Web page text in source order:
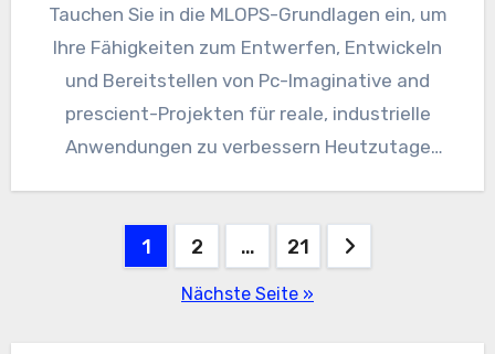
Tauchen Sie in die MLOPS-Grundlagen ein, um
Ihre Fähigkeiten zum Entwerfen, Entwickeln
und Bereitstellen von Pc-Imaginative and
prescient-Projekten für reale, industrielle
Anwendungen zu verbessern Heutzutage
Beitragsnavigation
1 2 … 21
Nächste Seite »